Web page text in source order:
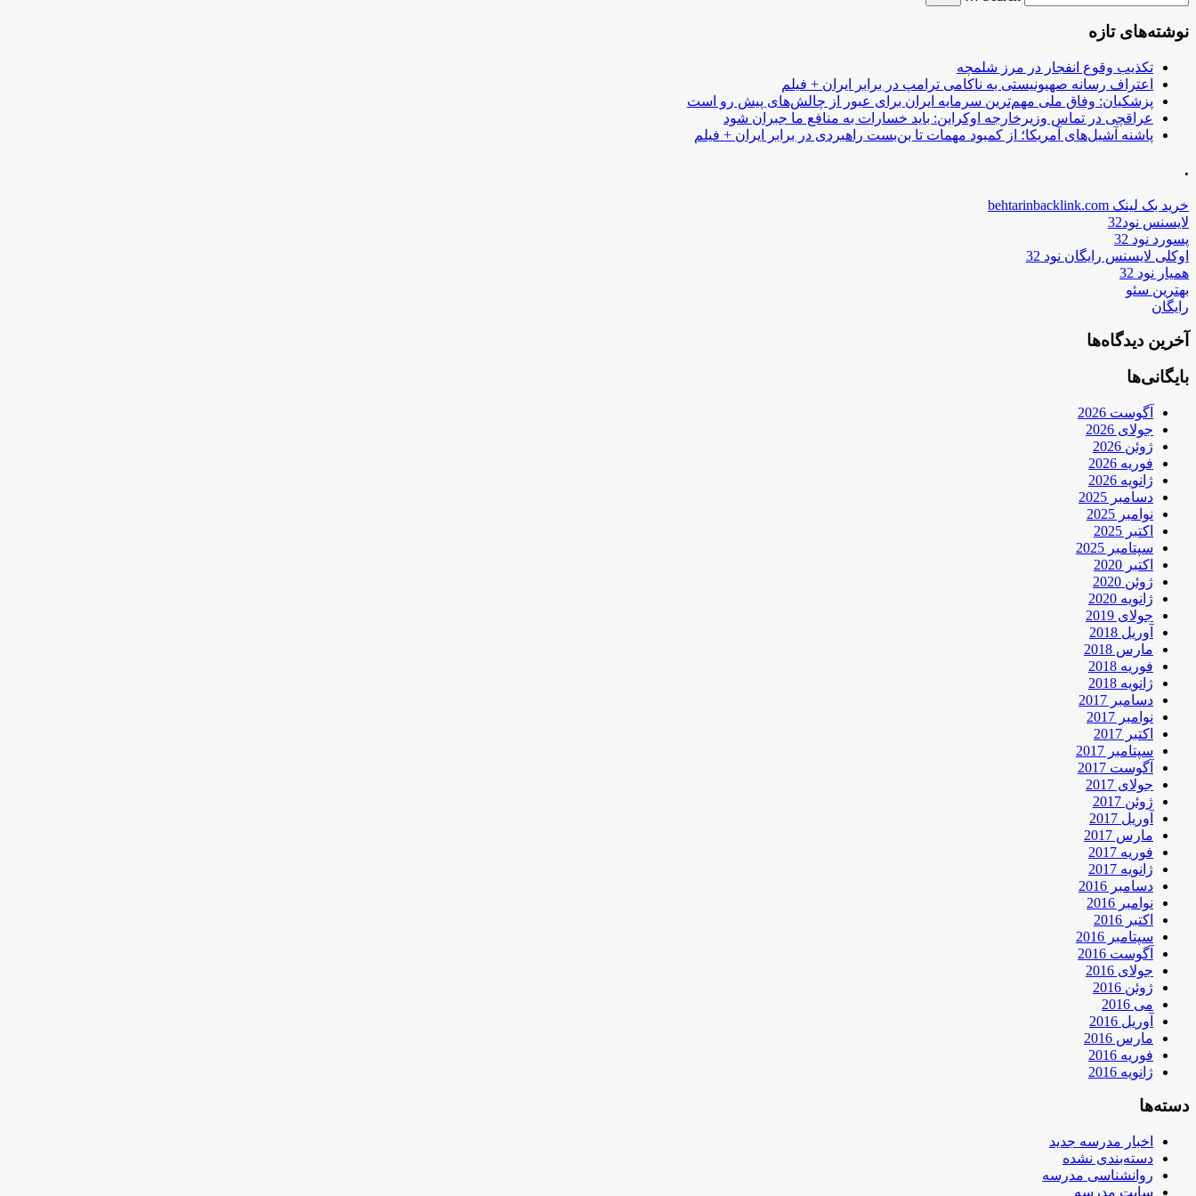
نوشته‌های تازه
تکذیب وقوع انفجار در مرز شلمچه
اعتراف رسانه صهیونیستی به ناکامی ترامپ در برابر ایران + فیلم
پزشکیان: وفاق ملی مهم‌ترین سرمایه ایران برای عبور از چالش‌های پیش رو است
عراقچی در تماس وزیرخارجه اوکراین: باید خسارات به منافع ما جبران شود
پاشنه آشیل‌های آمریکا؛ از کمبود مهمات تا بن‌بست راهبردی در برابر ایران + فیلم
.
خرید بک لینک behtarinbacklink.com
لایسنس نود32
پسورد نود 32
اوکلی لایسنس رایگان نود 32
همیار نود 32
بهترین سئو
رایگان
آخرین دیدگاه‌ها
بایگانی‌ها
آگوست 2026
جولای 2026
ژوئن 2026
فوریه 2026
ژانویه 2026
دسامبر 2025
نوامبر 2025
اکتبر 2025
سپتامبر 2025
اکتبر 2020
ژوئن 2020
ژانویه 2020
جولای 2019
آوریل 2018
مارس 2018
فوریه 2018
ژانویه 2018
دسامبر 2017
نوامبر 2017
اکتبر 2017
سپتامبر 2017
آگوست 2017
جولای 2017
ژوئن 2017
آوریل 2017
مارس 2017
فوریه 2017
ژانویه 2017
دسامبر 2016
نوامبر 2016
اکتبر 2016
سپتامبر 2016
آگوست 2016
جولای 2016
ژوئن 2016
می 2016
آوریل 2016
مارس 2016
فوریه 2016
ژانویه 2016
دسته‌ها
اخبار مدرسه جدید
دسته‌بندی نشده
روانشناسی مدرسه
سایت مدرسه